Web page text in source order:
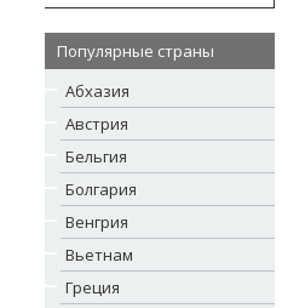
Популярные страны
Абхазия
Австрия
Бельгия
Болгария
Венгрия
Вьетнам
Греция